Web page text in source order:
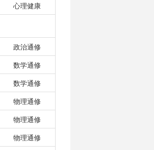
心理健康
政治通修
数学通修
数学通修
物理通修
物理通修
物理通修